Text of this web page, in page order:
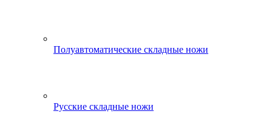
Полуавтоматические складные ножи
Русские складные ножи